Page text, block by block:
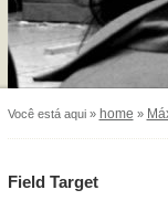
Você está aqui » home »
Field Target